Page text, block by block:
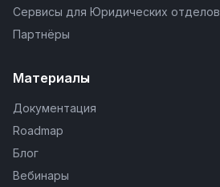
Сервисы для Юридических отделов
Партнёры
Материалы
Документация
Roadmap
Блог
Вебинары